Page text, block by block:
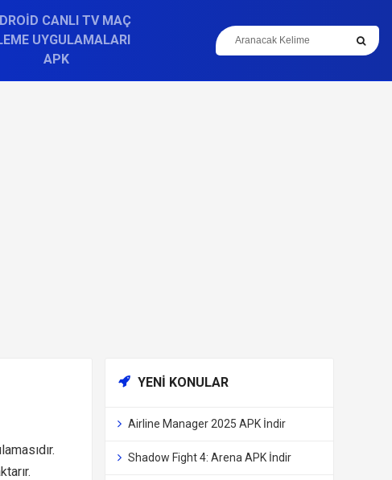
CANLI TV MAÇ
UYGULAMALARI
APK
YENI KONULAR
Airline Manager 2025 APK İndir
Shadow Fight 4: Arena APK İndir